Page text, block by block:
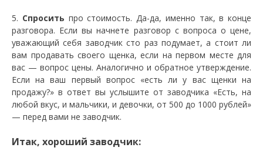
5. Спросить про стоимость. Да-да, именно так, в конце
разговора. Если вы начнете разговор с вопроса о цене,
уважающий себя заводчик сто раз подумает, а стоит ли
вам продавать своего щенка, если на первом месте для
вас — вопрос цены. Аналогично и обратное утверждение.
Если на ваш первый вопрос «есть ли у вас щенки на
продажу?» в ответ вы услышите от заводчика «Есть, на
любой вкус, и мальчики, и девочки, от 500 до 1000 рублей»
— перед вами не заводчик.
Итак, хороший заводчик: